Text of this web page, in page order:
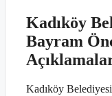
Kadıköy
Bayram
Kadıköy